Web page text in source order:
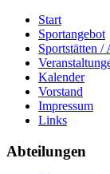
Start
Sportangebot
Sportstätten /
Kalender
Vorstand
Impressum
Links
Abteilungen